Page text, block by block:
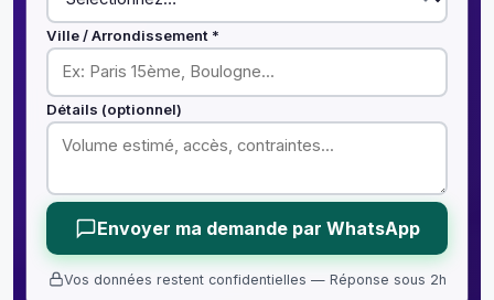
Ville / Arrondissement *
Détails (optionnel)
Envoyer ma demande par WhatsApp
Vos données restent confidentielles — Réponse sous 2h